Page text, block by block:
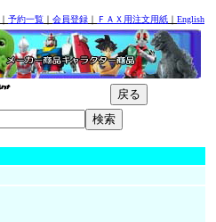
｜ 予約一覧 ｜ 会員登録 ｜ ＦＡＸ用注文用紙 ｜ English